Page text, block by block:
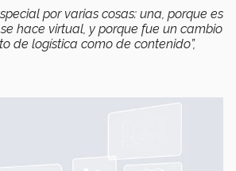
por varias cosas: una, porque es
hace virtual, y porque fue un cambio
de logística como de contenido”,